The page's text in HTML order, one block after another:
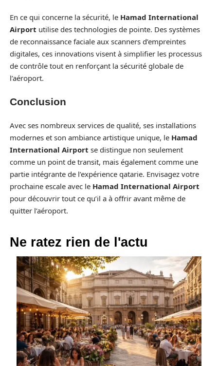
En ce qui concerne la sécurité, le Hamad International
Airport utilise des technologies de pointe. Des systèmes
de reconnaissance faciale aux scanners d’empreintes
digitales, ces innovations visent à simplifier les processus
de contrôle tout en renforçant la sécurité globale de
l’aéroport.
Conclusion
Avec ses nombreux services de qualité, ses installations
modernes et son ambiance artistique unique, le Hamad
International Airport se distingue non seulement
comme un point de transit, mais également comme une
partie intégrante de l’expérience qatarie. Envisagez votre
prochaine escale avec le Hamad International Airport
pour découvrir tout ce qu’il a à offrir avant même de
quitter l’aéroport.
Ne ratez rien de l'actu